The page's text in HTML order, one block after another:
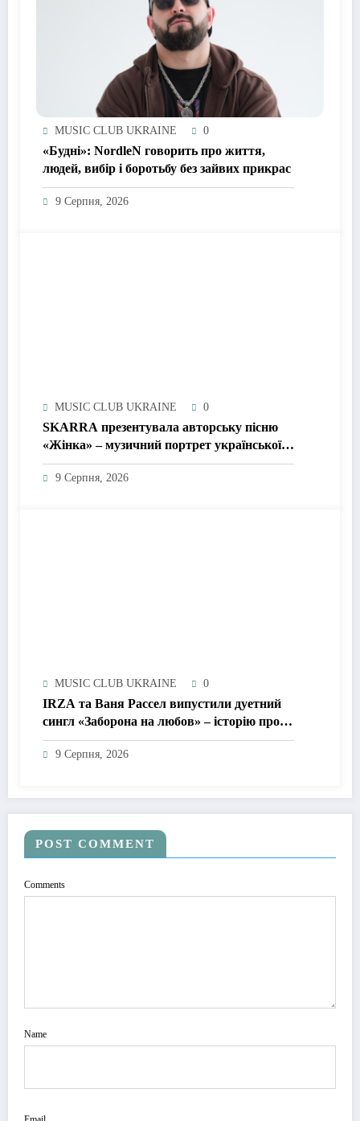
MUSIC CLUB UKRAINE 0
«Будні»: NordleN говорить про життя,
людей, вибір і боротьбу без зайвих прикрас
9 Серпня, 2026
MUSIC CLUB UKRAINE 0
SKARRA презентувала авторську пісню
«Жінка» – музичний портрет української
жінки сьогодення
9 Серпня, 2026
MUSIC CLUB UKRAINE 0
IRZA та Ваня Рассел випустили дуетний
сингл «Заборона на любов» – історію про
почуття, які неможливо зупинити
9 Серпня, 2026
POST COMMENT
Comments
Name